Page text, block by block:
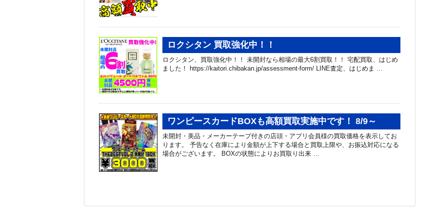
ロクシタン 買取強化中！！
ロクシタン、買取強化中！！ 未開封なら相場の最大6割買取！！ 宅配買取、はじめ
ました！ https://kaitori.chibakan.jp/assessment-form/ LINE査定、はじめま …
ワンピースカードBOXも高額買取実施中です！ 8/9～
未開封・美品・メーカーテープ付きの店頭・アプリ会員様の買取価格を表示してお
ります。 予告なく在庫により金額が上下する場合と買取上限や、お振込対応になる
場合がございます。 BOXの状態によりお買取り出来 …